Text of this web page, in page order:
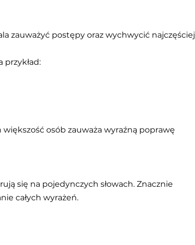
zauważyć postępy oraz wychwycić najczęściej
przykład:
osób zauważa wyraźną poprawę
się na pojedynczych słowach. Znacznie
całych wyrażeń.